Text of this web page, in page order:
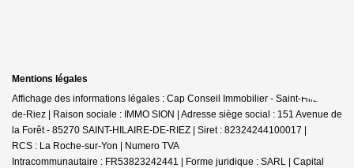
Mentions légales
Affichage des informations légales : Cap Conseil Immobilier - Saint-Hilaire-
de-Riez | Raison sociale : IMMO SION | Adresse siège social : 151 Avenue de
la Forêt - 85270 SAINT-HILAIRE-DE-RIEZ | Siret : 82324244100017 |
RCS : La Roche-sur-Yon | Numero TVA
Intracommunautaire : FR53823242441 | Forme juridique : SARL | Capital